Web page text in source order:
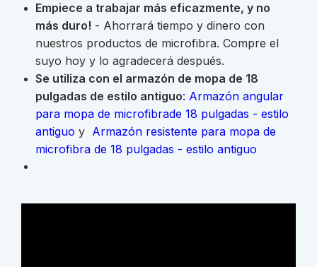
Empiece a trabajar más eficazmente, y no
más duro! - Ahorrará tiempo y dinero con
nuestros productos de microfibra. Compre el
suyo hoy y lo agradecerá después.
Se utiliza con el armazón de mopa de 18
pulgadas de estilo antiguo: Armazón angular
para mopa de microfibrade 18 pulgadas - estilo
antiguo y Armazón resistente para mopa de
microfibra de 18 pulgadas - estilo antiguo